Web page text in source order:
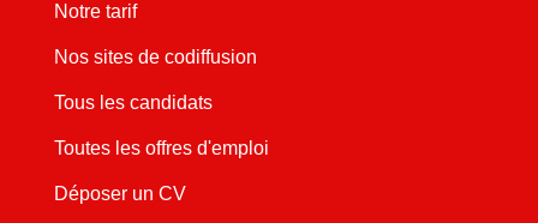
Notre tarif
Nos sites de codiffusion
Tous les candidats
Toutes les offres d'emploi
Déposer un CV